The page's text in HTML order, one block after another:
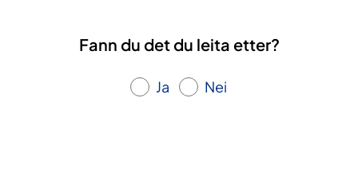
Fann du det du leita etter?
Ja Nei